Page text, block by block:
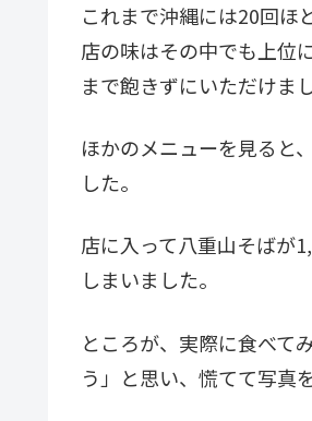
これまで沖縄には20回ほ
店の味はその中でも上位
まで飽きずにいただけま
ほかのメニューを見ると
した。
店に入って八重山そばが
しまいました。
ところが、実際に食べて
う」と思い、慌てて写真